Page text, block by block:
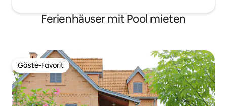
Ferienhäuser mit Pool mieten
Gäste-Favorit
Gäste-Favorit